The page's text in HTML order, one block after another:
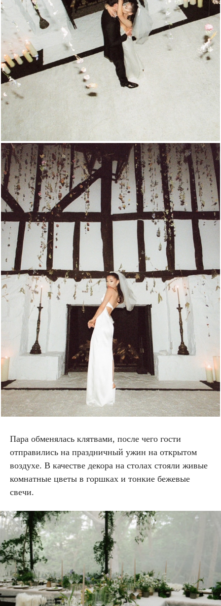
Пара обменялась клятвами, после чего гости
отправились на праздничный ужин на открытом
воздухе. В качестве декора на столах стояли живые
комнатные цветы в горшках и тонкие бежевые
свечи.